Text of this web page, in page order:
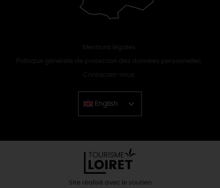
Mentions légales
Politique générale de protection des données personnelles
Contactez-nous
English
Chinese
Site réalisé avec le soutien